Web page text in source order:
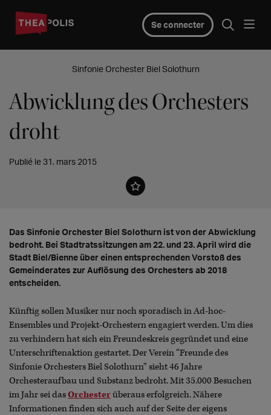
Se connecter
Sinfonie Orchester Biel Solothurn
Abwicklung des Orchesters
droht
Publié le 31. mars 2015
Das Sinfonie Orchester Biel Solothurn ist von der Abwicklung
bedroht. Bei Stadtratssitzungen am 22. und 23. April wird die
Stadt Biel/Bienne über einen entsprechenden Vorstoß des
Gemeinderates zur Auflösung des Orchesters ab 2018
entscheiden.
Künftig sollen Musiker nur noch sporadisch in Ad-hoc-
Ensembles und Projekt-Orchestern engagiert werden. Um dies
zu verhindern hat sich ein Freundeskreis gegründet und eine
Unterschriftenaktion gestartet. Der Verein “Freunde des
Sinfonie Orchesters Biel Solothurn” sieht 46 Jahre
Orchesteraufbau und Substanz bedroht. Mit 35.000 Besuchen
im Jahr sei dasOrchesterüberaus erfolgreich. Nähere
Informationen finden sich auch auf der Seite der eigens